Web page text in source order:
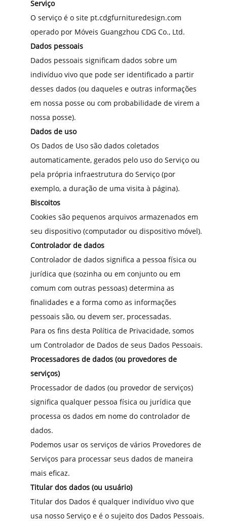
Serviço
O serviço é o site pt.cdgfurnituredesign.com
operado por Móveis Guangzhou CDG Co., Ltd.
Dados pessoais
Dados pessoais significam dados sobre um
indivíduo vivo que pode ser identificado a partir
desses dados (ou daqueles e outras informações
em nossa posse ou com probabilidade de virem a
nossa posse).
Dados de uso
Os Dados de Uso são dados coletados
automaticamente, gerados pelo uso do Serviço ou
pela própria infraestrutura do Serviço (por
exemplo, a duração de uma visita à página).
Biscoitos
Cookies são pequenos arquivos armazenados em
seu dispositivo (computador ou dispositivo móvel).
Controlador de dados
Controlador de dados significa a pessoa física ou
jurídica que (sozinha ou em conjunto ou em
comum com outras pessoas) determina as
finalidades e a forma como as informações
pessoais são, ou devem ser, processadas.
Para os fins desta Política de Privacidade, somos
um Controlador de Dados de seus Dados Pessoais.
Processadores de dados (ou provedores de
serviços)
Processador de dados (ou provedor de serviços)
significa qualquer pessoa física ou jurídica que
processa os dados em nome do controlador de
dados.
Podemos usar os serviços de vários Provedores de
Serviços para processar seus dados de maneira
mais eficaz.
Titular dos dados (ou usuário)
Titular dos Dados é qualquer indivíduo vivo que
usa nosso Serviço e é o sujeito dos Dados Pessoais.